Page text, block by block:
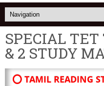
SPECIAL TET
& 2 STUDY
⭕ TAMIL READING